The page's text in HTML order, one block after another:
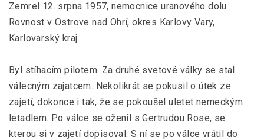
Zemrel 12. srpna 1957, nemocnice uranového dolu
Rovnost v Ostrove nad Ohrí, okres Karlovy Vary,
Karlovarský kraj
Byl stíhacím pilotem. Za druhé svetové války se stal
válecným zajatcem. Nekolikrát se pokusil o útek ze
zajetí, dokonce i tak, že se pokoušel uletet nemeckým
letadlem. Po válce se oženil s Gertrudou Rose, se
kterou si v zajetí dopisoval. S ní se po válce vrátil do